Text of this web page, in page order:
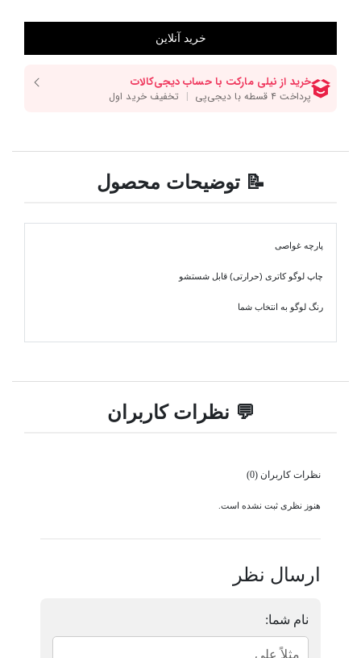
📝 توضیحات محصول
پارچه غواصی
چاپ لوگو کاتری (حرارتی) قابل شستشو
رنگ لوگو به انتخاب شما
💬 نظرات کاربران
نظرات کاربران (0)
هنوز نظری ثبت نشده است.
ارسال نظر
نام شما: